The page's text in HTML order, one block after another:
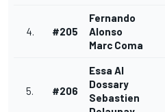
4. #205
Fernando
Alonso
Marc Coma
5. #206
Essa Al
Dossary
Sebastien